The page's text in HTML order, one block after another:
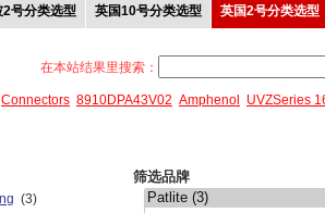
2号分类选型 英国10号分类选型 英国2号分类选型
在本站结果里搜索：
Connectors 8910DPA43V02 Amphenol UVZSeries
(3)
筛选品牌